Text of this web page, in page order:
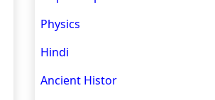
Physics
Hindi
Ancient Histor